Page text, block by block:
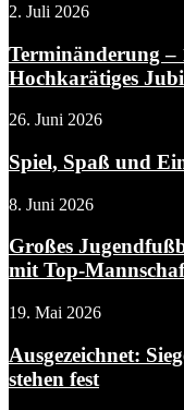
2. Juli 2026
Terminänderung
Hochkarätiges
26. Juni 2026
Spiel, Spaß und
8. Juni 2026
Großes
mit Top-
19. Mai 2026
Ausgezeichnet:
stehen fest